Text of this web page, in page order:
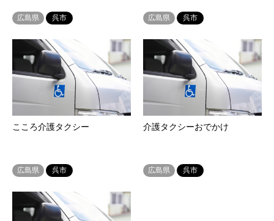
広島県 呉市 広島県 呉市
こころ介護タクシー
広島県 呉市
介護タクシーおでかけ
広島県 呉市